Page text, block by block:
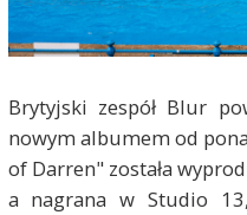
Brytyjski zespół Blur
nowym albumem od
of Darren" została
a nagrana w Studio